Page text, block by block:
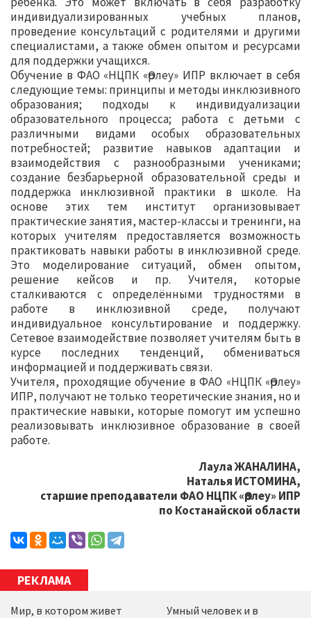
индивидуализированных учебных планов,
проведение консультаций с родителями и другими
специалистами, а также обмен опытом и ресурсами
для поддержки учащихся.
Обучение в ФАО «НЦПК «Өрлеу» ИПР включает в себя
следующие темы: принципы и методы инклюзивного
образования; подходы к индивидуализации
образовательного процесса; работа с детьми с
различными видами особых образовательных
потребностей; развитие навыков адаптации и
взаимодействия с разнообразными учениками;
создание безбарьерной образовательной среды и
поддержка инклюзивной практики в школе. На
основе этих тем институт организовывает
практические занятия, мастер-классы и тренинги, на
которых учителям предоставляется возможность
практиковать навыки работы в инклюзивной среде.
Это моделирование ситуаций, обмен опытом,
решение кейсов и пр. Учителя, которые
сталкиваются с определёнными трудностями в
работе в инклюзивной среде, получают
индивидуальное консультирование и поддержку.
Сетевое взаимодействие позволяет учителям быть в
курсе последних тенденций, обмениваться
информацией и поддерживать связи.
Учителя, проходящие обучение в ФАО «НЦПК «Өрлеу»
ИПР, получают не только теоретические знания, но и
практические навыки, которые помогут им успешно
реализовывать инклюзивное образование в своей
работе.
Лаула ЖАНАЛИНА,
Наталья ИСТОМИНА,
старшие преподаватели ФАО НЦПК «Өрлеу» ИПР
по Костанайской области
РЕКЛАМА
Мир, в котором живет
Умный человек и в